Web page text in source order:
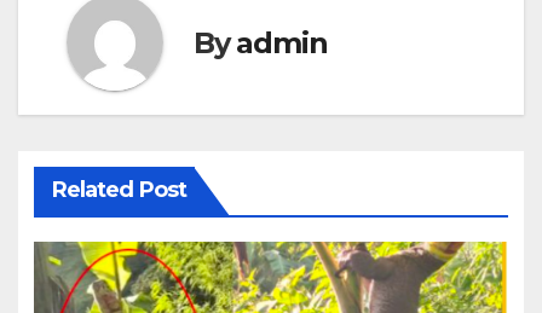
Byadmin
Related Post